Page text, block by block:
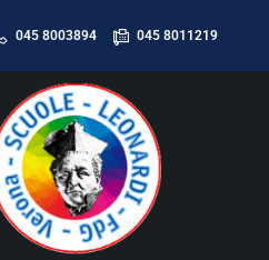
045 8003894 045 8011219